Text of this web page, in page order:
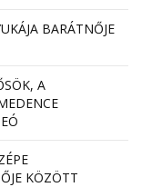
BARÁTNŐJE
A
KÖZÖTT